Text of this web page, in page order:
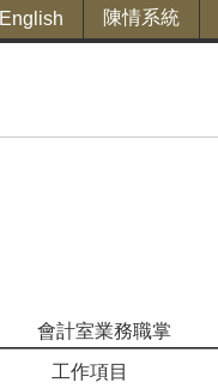
English 陳情系統
會計室業務職掌
工作項目